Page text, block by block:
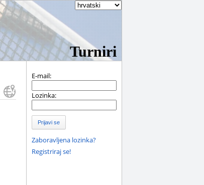
Turniri
E-mail:
Lozinka:
Prijavi se
Zaboravljena lozinka?
Registriraj se!